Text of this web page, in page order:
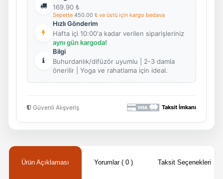
169.90₺
Sepette 450.00 ₺ ve üstü için kargo bedava
Hızlı Gönderim
Hafta içi 10:00'a kadar verilen siparişleriniz
aynı gün kargoda!
Bilgi
Buhurdanlık/difüzör uyumlu | 2-3 damla
önerilir | Yoga ve rahatlama için ideal.
Güvenli Alışveriş Taksit İmkanı
Ürün Açıklaması Yorumlar ( 0 ) Taksit Seçenekleri